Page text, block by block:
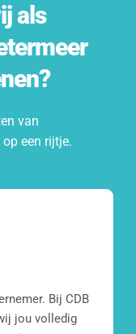
Wat kunnen wij als
van
een rijtje.
Bij CDB
jou volledig